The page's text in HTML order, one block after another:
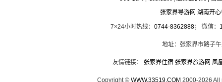
张家界导游网 湖南开
7×24小时热线： 0744-8362888； 微信：
地址：张家界市路子
友情链接： 张家界住宿 张家界旅游网 凤
Copyright © WWW.33519.COM 2000-2026 All